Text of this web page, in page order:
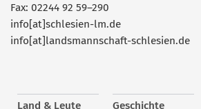
Fax: 02244 92 59–290
info[at]schlesien-lm.de
info[at]landsmannschaft-schlesien.de
Land & Leute Geschichte